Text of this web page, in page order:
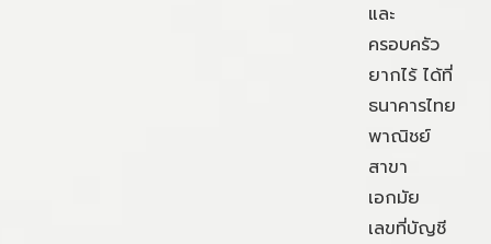
และ
ครอบครัว
ยากไร้ ได้ที่
ธนาคารไทย
พาณิชย์
สาขา
เอกมัย
เลขที่บัญชี